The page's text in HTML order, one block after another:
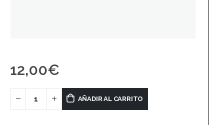
12,00€
AÑADIR AL CARRITO